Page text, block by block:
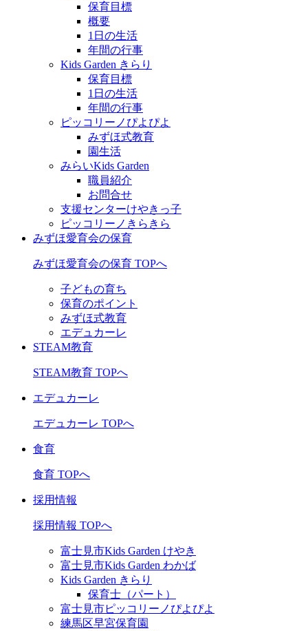
保育目標
概要
1日の生活
年間の行事
Kids Garden きらり
保育目標
1日の生活
年間の行事
ピッコリーノぴよぴよ
みずほ式教育
園生活
みらいKids Garden
職員紹介
お問合せ
支援センターけやきっ子
ピッコリーノきらきら
みずほ愛育会の保育
みずほ愛育会の保育 TOPへ
子どもの育ち
保育のポイント
みずほ式教育
エデュカーレ
STEAM教育
STEAM教育 TOPへ
エデュカーレ
エデュカーレ TOPへ
食育
食育 TOPへ
採用情報
採用情報 TOPへ
富士見市Kids Garden けやき
富士見市Kids Garden わかば
Kids Garden きらり
保育士（パート）
富士見市ピッコリーノぴよぴよ
練馬区早宮保育園